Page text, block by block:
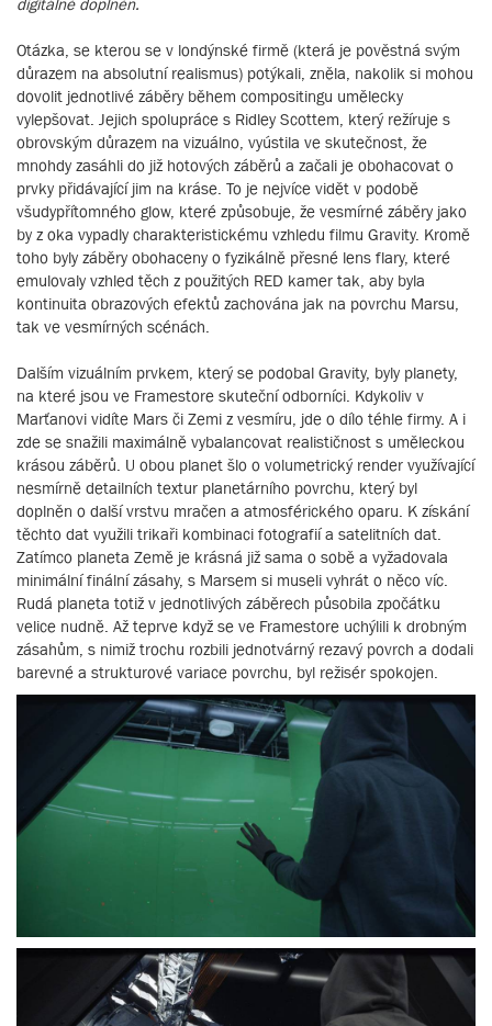
digitálně doplněn.
Otázka, se kterou se v londýnské firmě (která je pověstná svým
důrazem na absolutní realismus) potýkali, zněla, nakolik si mohou
dovolit jednotlivé záběry během compositingu umělecky
vylepšovat. Jejich spolupráce s Ridley Scottem, který režíruje s
obrovským důrazem na vizuálno, vyústila ve skutečnost, že
mnohdy zasáhli do již hotových záběrů a začali je obohacovat o
prvky přidávající jim na kráse. To je nejvíce vidět v podobě
všudypřítomného glow, které způsobuje, že vesmírné záběry jako
by z oka vypadly charakteristickému vzhledu filmu Gravity. Kromě
toho byly záběry obohaceny o fyzikálně přesné lens flary, které
emulovaly vzhled těch z použitých RED kamer tak, aby byla
kontinuita obrazových efektů zachována jak na povrchu Marsu,
tak ve vesmírných scénách.
Dalším vizuálním prvkem, který se podobal Gravity, byly planety,
na které jsou ve Framestore skuteční odborníci. Kdykoliv v
Marťanovi vidíte Mars či Zemi z vesmíru, jde o dílo téhle firmy. A i
zde se snažili maximálně vybalancovat realističnost s uměleckou
krásou záběrů. U obou planet šlo o volumetrický render využívající
nesmírně detailních textur planetárního povrchu, který byl
doplněn o další vrstvu mračen a atmosférického oparu. K získání
těchto dat využili trikaři kombinaci fotografií a satelitních dat.
Zatímco planeta Země je krásná již sama o sobě a vyžadovala
minimální finální zásahy, s Marsem si museli vyhrát o něco víc.
Rudá planeta totiž v jednotlivých záběrech působila zpočátku
velice nudně. Až teprve když se ve Framestore uchýlili k drobným
zásahům, s nimiž trochu rozbili jednotvárný rezavý povrch a dodali
barevné a strukturové variace povrchu, byl režisér spokojen.